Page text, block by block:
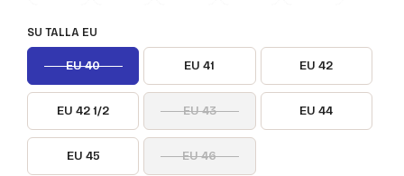
SU TALLA EU
EU 40 EU 41 EU 42
EU 42 1/2 EU 43 EU 44
EU 45 EU 46